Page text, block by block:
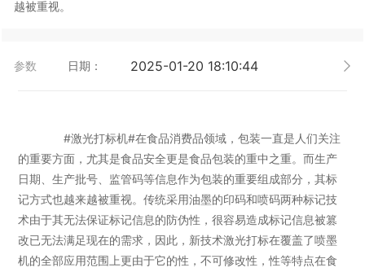
越被重视。
参数 日期： 2025-01-20 18:10:44
#激光打标机#在食品消费品领域，包装一直是人们关注
的重要方面，尤其是食品安全更是食品包装的重中之重。而生产
日期、生产批号、监管码等信息作为包装的重要组成部分，其标
记方式也越来越被重视。传统采用油墨的印码和喷码两种标记技
术由于其无法保证标记信息的防伪性，很容易造成标记信息被篡
改已无法满足现在的需求，因此，新技术激光打标在覆盖了喷墨
机的全部应用范围上更由于它的性，不可修改性，性等特点在食